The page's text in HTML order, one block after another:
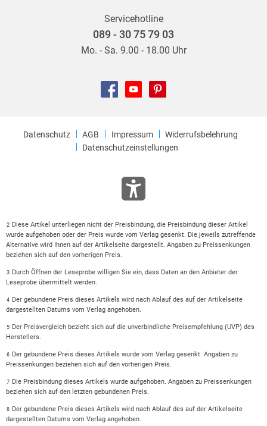
Servicehotline
089 - 30 75 79 03
Mo. - Sa. 9.00 - 18.00 Uhr
Datenschutz AGB Impressum
Widerrufsbelehrung
Datenschutzeinstellungen
2
Diese Artikel unterliegen nicht der Preisbindung, die Preisbindung dieser Artikel
wurde aufgehoben oder der Preis wurde vom Verlag gesenkt. Die jeweils zutreffende
Alternative wird Ihnen auf der Artikelseite dargestellt. Angaben zu Preissenkungen
beziehen sich auf den vorherigen Preis.
3
Durch Öffnen der Leseprobe willigen Sie ein, dass Daten an den Anbieter der
Leseprobe übermittelt werden.
4
Der gebundene Preis dieses Artikels wird nach Ablauf des auf der Artikelseite
dargestellten Datums vom Verlag angehoben.
5
Der Preisvergleich bezieht sich auf die unverbindliche Preisempfehlung (UVP) des
Herstellers.
6
Der gebundene Preis dieses Artikels wurde vom Verlag gesenkt. Angaben zu
Preissenkungen beziehen sich auf den vorherigen Preis.
7
Die Preisbindung dieses Artikels wurde aufgehoben. Angaben zu Preissenkungen
beziehen sich auf den letzten gebundenen Preis.
8
Der gebundene Preis dieses Artikels wird nach Ablauf des auf der Artikelseite
dargestellten Datums vom Verlag angehoben.